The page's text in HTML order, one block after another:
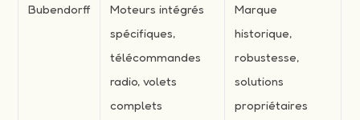
Bubendorff
Moteurs intégrés
spécifiques,
télécommandes
radio, volets
complets
Marque
historique,
robustesse,
solutions
propriétaires